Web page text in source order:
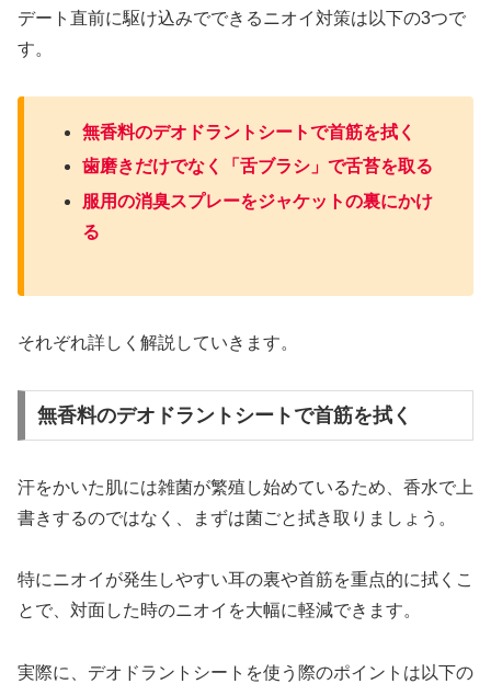
デート直前に駆け込みでできるニオイ対策は以下の3つで
す。
無香料のデオドラントシートで首筋を拭く
歯磨きだけでなく「舌ブラシ」で舌苔を取る
服用の消臭スプレーをジャケットの裏にかけ
る
それぞれ詳しく解説していきます。
無香料のデオドラントシートで首筋を拭く
汗をかいた肌には雑菌が繁殖し始めているため、香水で上
書きするのではなく、まずは菌ごと拭き取りましょう。
特にニオイが発生しやすい耳の裏や首筋を重点的に拭くこ
とで、対面した時のニオイを大幅に軽減できます。
実際に、デオドラントシートを使う際のポイントは以下の